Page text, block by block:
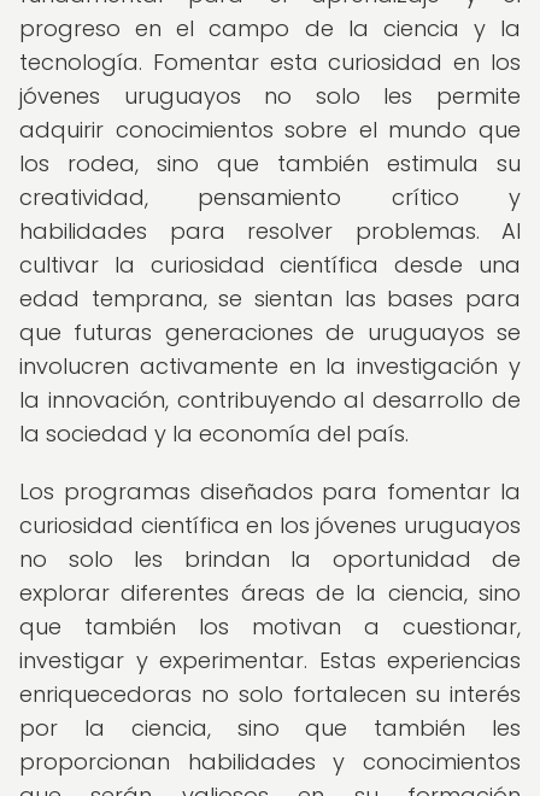
progreso en el campo de la ciencia y la
tecnología. Fomentar esta curiosidad en los
jóvenes uruguayos no solo les permite
adquirir conocimientos sobre el mundo que
los rodea, sino que también estimula su
creatividad, pensamiento crítico y
habilidades para resolver problemas. Al
cultivar la curiosidad científica desde una
edad temprana, se sientan las bases para
que futuras generaciones de uruguayos se
involucren activamente en la investigación y
la innovación, contribuyendo al desarrollo de
la sociedad y la economía del país.
Los programas diseñados para fomentar la
curiosidad científica en los jóvenes uruguayos
no solo les brindan la oportunidad de
explorar diferentes áreas de la ciencia, sino
que también los motivan a cuestionar,
investigar y experimentar. Estas experiencias
enriquecedoras no solo fortalecen su interés
por la ciencia, sino que también les
proporcionan habilidades y conocimientos